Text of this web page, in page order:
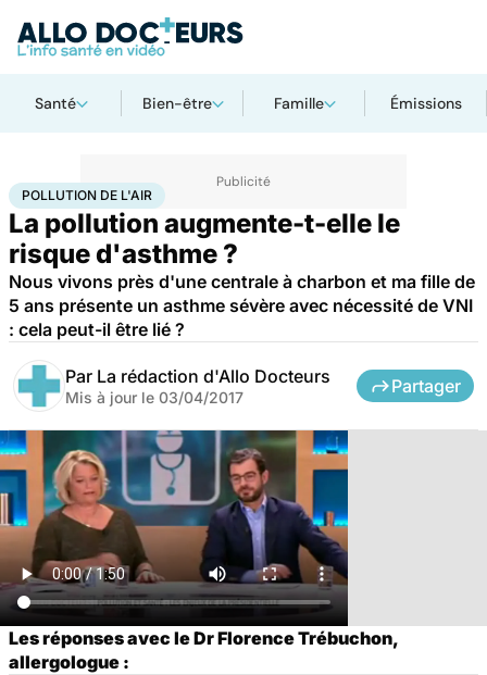
Santé Bien-être Famille Émissions
AccueilSanté Pollution de l'air
POLLUTION DE L'AIR
La pollution augmente-t-elle le
risque d'asthme ?
Nous vivons près d'une centrale à charbon et ma fille de
5 ans présente un asthme sévère avec nécessité de VNI
: cela peut-il être lié ?
Par La rédaction d'Allo Docteurs
Mis à jour le 03/04/2017
Partager
Les réponses avec le Dr Florence Trébuchon,
allergologue :